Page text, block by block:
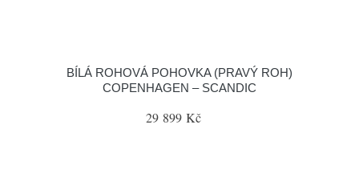
BÍLÁ ROHOVÁ POHOVKA (PRAVÝ ROH)
COPENHAGEN – SCANDIC
29 899 Kč